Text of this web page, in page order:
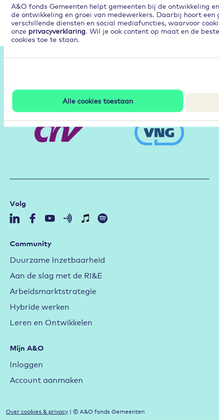
A&O fonds Gemeenten helpt gemeenten bij de ontwikkeling
de ontwikkeling en groei van medewerkers. Daarbij hoort
verschillende diensten en social mediafuncties, waarvoor
onze privacyverklaring . Wil je ook content op maat en de
cookies toe te staan.
Alle cookies toestaan
Volg
Community
Duurzame Inzetbaarheid
Aan de slag met de RI&E
Arbeidsmarktstrategie
Hybride werken
Leren en Ontwikkelen
Mijn A&O
Inloggen
Account aanmaken
Over cookies & privacy | © A&O fonds Gemeenten